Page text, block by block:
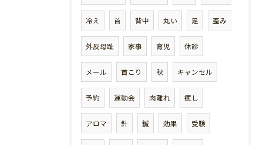
冷え 首 背中 丸い 足 歪み
外反母趾 家事 育児 休診
メール 首こり 秋 キャンセル
予約 運動会 肉離れ 癒し
アロマ 針 鍼 効果 受験